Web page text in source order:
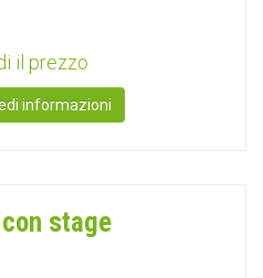
il prezzo
informazioni
stage